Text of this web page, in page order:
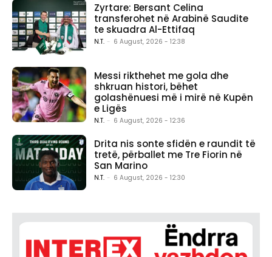
Zyrtare: Bersant Celina
transferohet në Arabinë Saudite
te skuadra Al-Ettifaq
N.T. - 6 August, 2026 - 12:38
Messi rikthehet me gola dhe
shkruan histori, bëhet
golashënuesi më i mirë në Kupën
e Ligës
N.T. - 6 August, 2026 - 12:36
Drita nis sonte sfidën e raundit të
tretë, përballet me Tre Fiorin në
San Marino
N.T. - 6 August, 2026 - 12:30